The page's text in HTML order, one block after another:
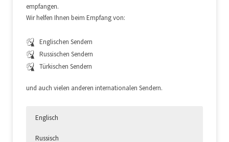
empfangen.
Wir helfen Ihnen beim Empfang von:
Englischen Sendern
Russischen Sendern
Türkischen Sendern
und auch vielen anderen internationalen Sendern.
Englisch
Russisch